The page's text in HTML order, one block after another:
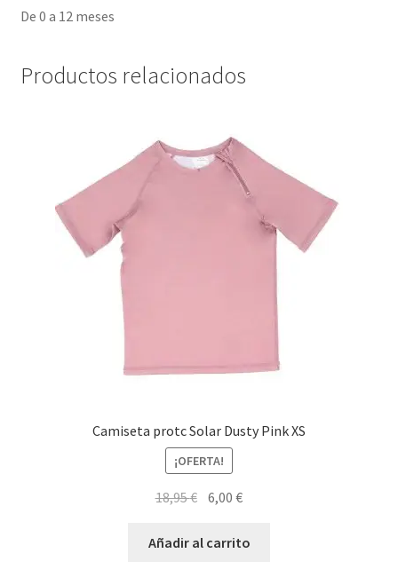
De 0 a 12 meses
Productos relacionados
Camiseta protc Solar Dusty Pink XS
¡OFERTA!
18,95€ El
original
6,00€El
actual
Añadir al carrito